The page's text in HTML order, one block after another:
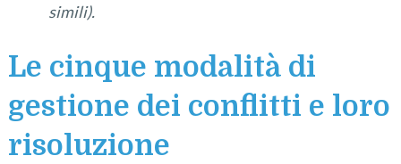
simili).
Le cinque modalità di
gestione dei conflitti e loro
risoluzione